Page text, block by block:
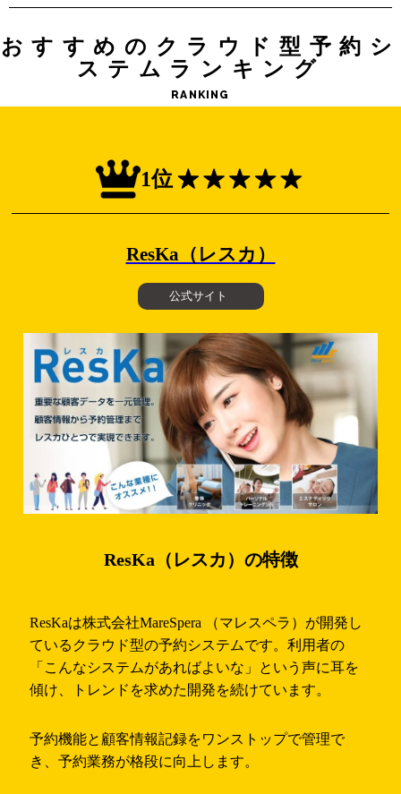
おすすめのクラウド型予約シ
ステムランキング
RANKING
1位
ResKa（レスカ）
公式サイト
ResKa（レスカ）の特徴
ResKaは株式会社MareSpera （マレスペラ）が開発し
ているクラウド型の予約システムです。利用者の
「こんなシステムがあればよいな」という声に耳を
傾け、トレンドを求めた開発を続けています。
予約機能と顧客情報記録をワンストップで管理で
き、予約業務が格段に向上します。